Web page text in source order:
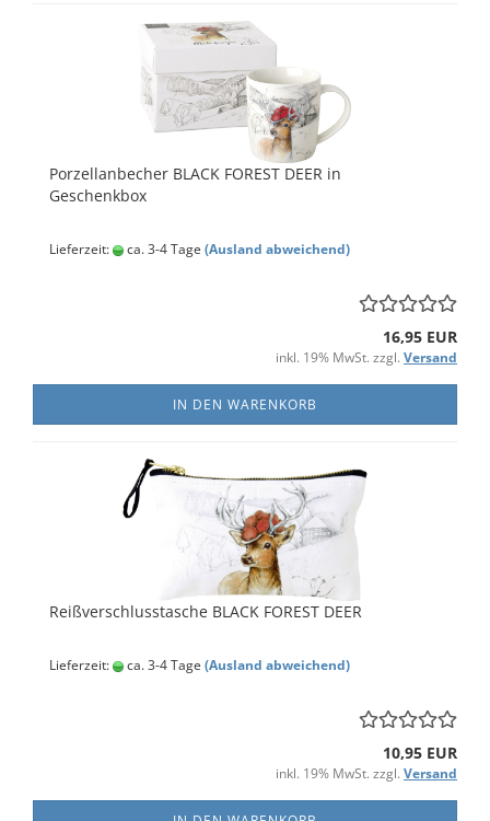
Porzellanbecher BLACK FOREST DEER in
Geschenkbox
Lieferzeit: ca. 3-4 Tage (Ausland abweichend)
16,95 EUR
inkl. 19% MwSt. zzgl. Versand
IN DEN WARENKORB
Reißverschlusstasche BLACK FOREST DEER
Lieferzeit: ca. 3-4 Tage (Ausland abweichend)
10,95 EUR
inkl. 19% MwSt. zzgl. Versand